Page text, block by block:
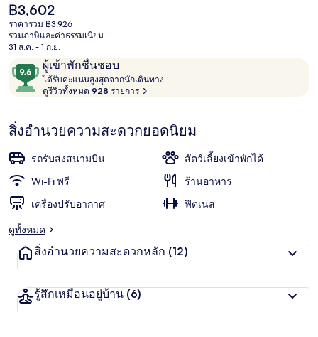
ราคา
ปัจจุบัน
฿3,602
฿3,602
ราคารวม ฿3,926
รวมภาษีและค่าธรรมเนียม
31 ส.ค. - 1 ก.ย.
รีวิว ผู้เข้าพักชื่นชอบ
9.6
จาก
10,
เข้า
ชอบ
ได้รับคะแนนสูงสุดจากนักเดินทาง
ค
แ
น
น
ง
จ
า
ดูรีวิวทั้งหมด 928 รายการ
สิ่งอำนวยความสะดวกยอดนิยม
รถรับส่งสนามบิน
สัตว์เลี้ยงเข้าพักได้
Wi-Fi ฟรี
ร้านอาหาร
เครื่องปรับอากาศ
ฟิตเนส
ดูทั้งหมด
สิ่งอำนวยความสะดวกหลัก (12)
รู้สึกเหมือนอยู่บ้าน (6)